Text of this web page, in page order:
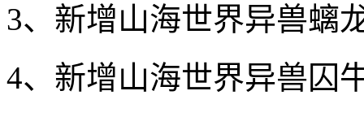
3、新增山海世界异兽螭
4、新增山海世界异兽囚